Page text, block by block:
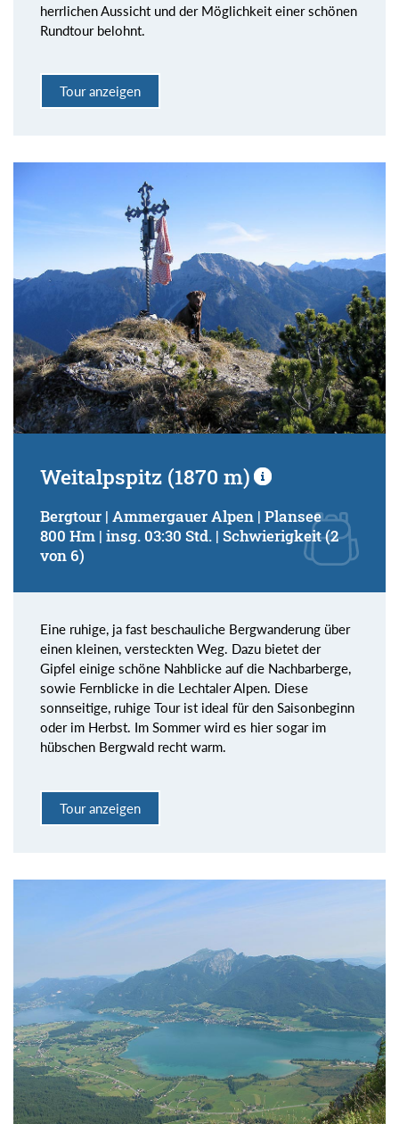
herrlichen Aussicht und der Möglichkeit einer schönen
Rundtour belohnt.
Tour anzeigen
Weitalpspitz (1870 m)
Bergtour | Ammergauer Alpen | Plansee
800 Hm | insg. 03:30 Std. | Schwierigkeit (2
von 6)
Eine ruhige, ja fast beschauliche Bergwanderung über
einen kleinen, versteckten Weg. Dazu bietet der
Gipfel einige schöne Nahblicke auf die Nachbarberge,
sowie Fernblicke in die Lechtaler Alpen. Diese
sonnseitige, ruhige Tour ist ideal für den Saisonbeginn
oder im Herbst. Im Sommer wird es hier sogar im
hübschen Bergwald recht warm.
Tour anzeigen